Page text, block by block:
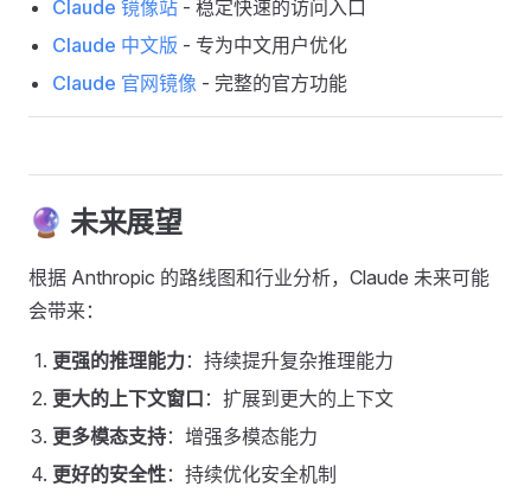
Claude 镜像站 - 稳定快速的访问入口
Claude 中文版 - 专为中文用户优化
Claude 官网镜像 - 完整的官方功能
🔮 未来展望
根据 Anthropic 的路线图和行业分析，Claude 未来可能
会带来：
更强的推理能力：持续提升复杂推理能力
更大的上下文窗口 ：扩展到更大的上下文
更多模态支持：增强多模态能力
更好的安全性：持续优化安全机制